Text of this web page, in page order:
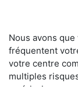
Nous avons
fréquentent
votre centre
multiples